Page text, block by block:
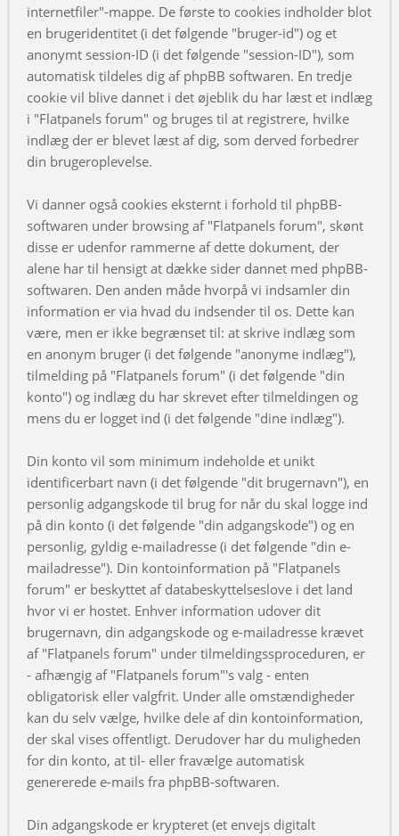
internetfiler"-mappe. De første to cookies indholder blot
en brugeridentitet (i det følgende "bruger-id") og et
anonymt session-ID (i det følgende "session-ID"), som
automatisk tildeles dig af phpBB softwaren. En tredje
cookie vil blive dannet i det øjeblik du har læst et indlæg
i "Flatpanels forum" og bruges til at registrere, hvilke
indlæg der er blevet læst af dig, som derved forbedrer
din brugeroplevelse.
Vi danner også cookies eksternt i forhold til phpBB-
softwaren under browsing af "Flatpanels forum", skønt
disse er udenfor rammerne af dette dokument, der
alene har til hensigt at dække sider dannet med phpBB-
softwaren. Den anden måde hvorpå vi indsamler din
information er via hvad du indsender til os. Dette kan
være, men er ikke begrænset til: at skrive indlæg som
en anonym bruger (i det følgende "anonyme indlæg"),
tilmelding på "Flatpanels forum" (i det følgende "din
konto") og indlæg du har skrevet efter tilmeldingen og
mens du er logget ind (i det følgende "dine indlæg").
Din konto vil som minimum indeholde et unikt
identificerbart navn (i det følgende "dit brugernavn"), en
personlig adgangskode til brug for når du skal logge ind
på din konto (i det følgende "din adgangskode") og en
personlig, gyldig e-mailadresse (i det følgende "din e-
mailadresse"). Din kontoinformation på "Flatpanels
forum" er beskyttet af databeskyttelseslove i det land
hvor vi er hostet. Enhver information udover dit
brugernavn, din adgangskode og e-mailadresse krævet
af "Flatpanels forum" under tilmeldingssproceduren, er
- afhængig af "Flatpanels forum"'s valg - enten
obligatorisk eller valgfrit. Under alle omstændigheder
kan du selv vælge, hvilke dele af din kontoinformation,
der skal vises offentligt. Derudover har du muligheden
for din konto, at til- eller fravælge automatisk
genererede e-mails fra phpBB-softwaren.
Din adgangskode er krypteret (et envejs digitalt